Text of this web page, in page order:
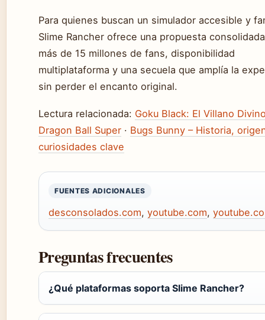
Para quienes buscan un simulador accesible y
Slime Rancher ofrece una propuesta
más de 15 millones de fans, disponibilidad
multiplataforma y una secuela que amplía la
sin perder el encanto original.
Lectura relacionada: Goku Black: El Villano
Dragon Ball Super · Bugs Bunny – Historia,
curiosidades clave
FUENTES ADICIONALES
desconsolados.com, youtube.com,
Preguntas frecuentes
¿Qué plataformas soporta Slime Rancher?